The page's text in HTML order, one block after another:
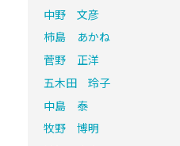
中野 文彦
柿島 あかね
菅野 正洋
五木田 玲子
中島 泰
牧野 博明